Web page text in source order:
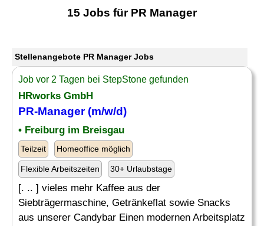
15 Jobs für PR Manager
Stellenangebote PR Manager Jobs
Job vor 2 Tagen bei StepStone gefunden
HRworks GmbH
PR-Manager(m/w/d)
• Freiburg im Breisgau
Teilzeit Homeoffice möglich
Flexible Arbeitszeiten 30+ Urlaubstage
[. .. ] vieles mehr Kaffee aus der
Siebträgermaschine, Getränkeflat sowie Snacks
aus unserer Candybar Einen modernen Arbeitsplatz